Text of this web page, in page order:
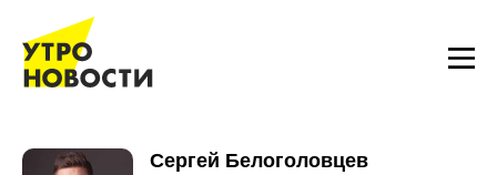
Сергей Белоголовцев